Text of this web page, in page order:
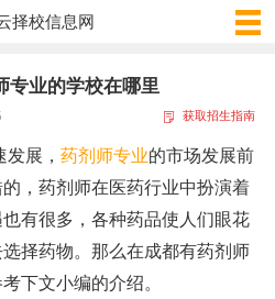
择校信息网
专业的学校在哪里
获取招生指南
展， 药剂师专业的市场发展前
，药剂师在医药行业中扮演着
有很多，各种药品使人们眼花
择药物。那么在成都有药剂师
下文小编的介绍。